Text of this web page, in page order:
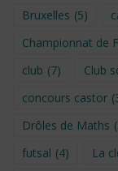
Bruxelles (5)
Championnat de
club (7) Club
concours castor
Drôles de Maths
futsal (4) La